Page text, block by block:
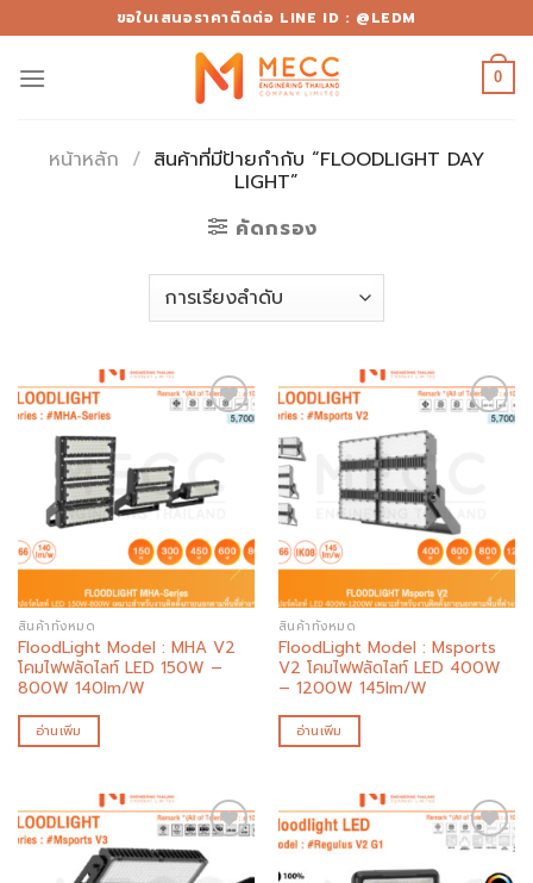
to
content
ขอใบเสนอราคาติดต่อ LINE ID : @LEDM
0
หน้าหลัก / สินค้าที่มีป้ายกำกับ “FLOODLIGHT DAY
LIGHT”
คัดกรอง
wishlist
สินค้าทั้งหมด
FloodLight Model : MHA V2
โคมไฟฟลัดไลท์ LED 150W –
800W 140lm/W
อ่านเพิ่ม
สินค้าทั้งหมด
FloodLight Model : Msports
V2 โคมไฟฟลัดไลท์ LED 400W
– 1200W 145lm/W
อ่านเพิ่ม